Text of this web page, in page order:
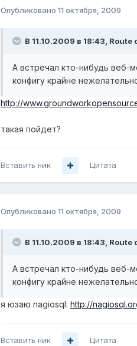
Опубликовано 11 октября, 2009
В 11.10.2009 в 18:43, Route
А встречал кто-нибудь веб-
конфигу крайне
http://
такая пойдет?
Вставить ник Цитата
Опубликовано 11 октября, 2009
В 11.10.2009 в 18:43, Route
А встречал кто-нибудь веб-
конфигу крайне
я юзаю nagiosql: http://
Вставить ник Цитата